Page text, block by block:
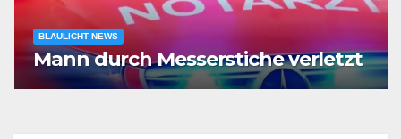
BLAULICHT NEWS
Mann durch Messerstiche verletzt